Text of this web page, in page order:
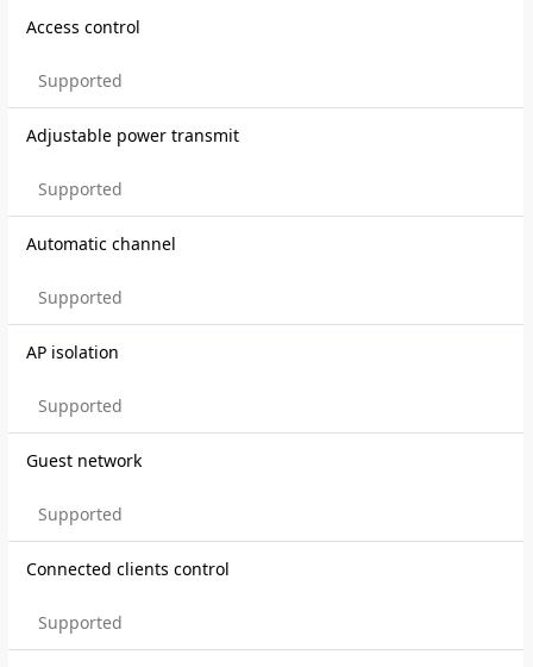
Access control
Supported
Adjustable power transmit
Supported
Automatic channel
Supported
AP isolation
Supported
Guest network
Supported
Connected clients control
Supported